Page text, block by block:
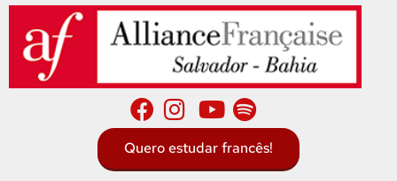
Quero estudar francês!